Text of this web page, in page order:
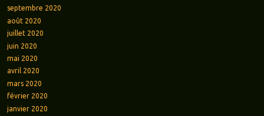
septembre 2020
août 2020
juillet 2020
juin 2020
mai 2020
avril 2020
mars 2020
février 2020
janvier 2020